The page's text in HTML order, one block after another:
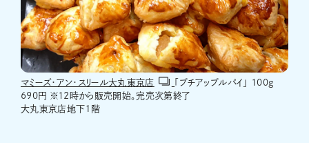
マミーズ・アン・スリール大丸東京店
「プチアップルパイ」 100g
690円 ※12時から販売開始。完売次第終了
大丸東京店地下１階